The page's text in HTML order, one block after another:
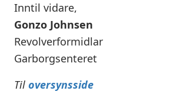
Inntil vidare,
Gonzo Johnsen
Revolverformidlar
Garborgsenteret
Til oversynsside